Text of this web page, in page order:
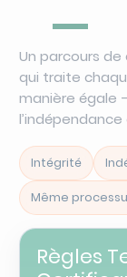
Un parcours
qui traite
manière égale
Intégrité
Même
Règles